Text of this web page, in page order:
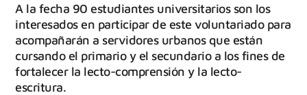
A la fecha 90 estudiantes universitarios son los
interesados en participar de este voluntariado para
acompañarán a servidores urbanos que están
cursando el primario y el secundario a los fines de
fortalecer la lecto-comprensión y la lecto-
escritura.